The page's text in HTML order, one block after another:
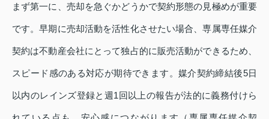
まず第一に、売却を急ぐかどうかで契約形態の見極めが重要
です。早期に売却活動を活性化させたい場合、専属専任媒介
契約は不動産会社にとって独占的に販売活動ができるため、
スピード感のある対応が期待できます。媒介契約締結後5日
以内のレインズ登録と週1回以上の報告が法的に義務付けら